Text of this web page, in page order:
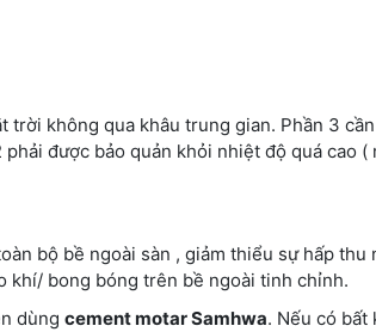
trời không qua khâu trung gian. Phần 3
được bảo quản khỏi nhiệt độ quá cao
bộ bề ngoài sàn , giảm thiểu sự hấp thu
khí/ bong bóng trên bề ngoài tinh chỉnh.
dùng cement motar Samhwa. Nếu có bất